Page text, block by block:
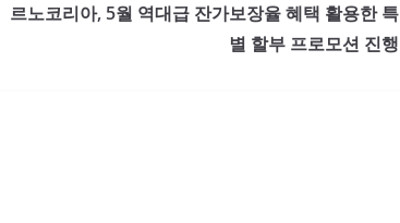
르노코리아, 5월 역대급 잔가보장율 혜택 활용한 특
별 할부 프로모션 진행